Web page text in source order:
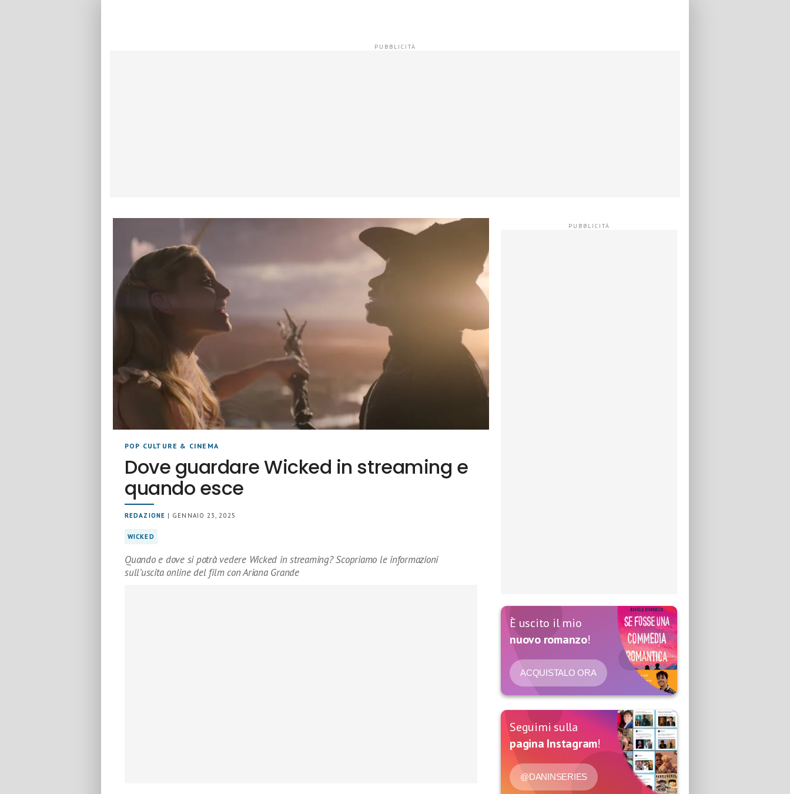
POP CULTURE & CINEMA
Dove guardare Wicked in streaming e
quando esce
REDAZIONE | GENNAIO 23, 2025
WICKED
Quando e dove si potrà vedere Wicked in streaming? Scopriamo le informazioni
sull’uscita online del film con Ariana Grande
È uscito il mio
nuovo romanzo!
ACQUISTALO ORA
Seguimi sulla
pagina Instagram!
@DANINSERIES